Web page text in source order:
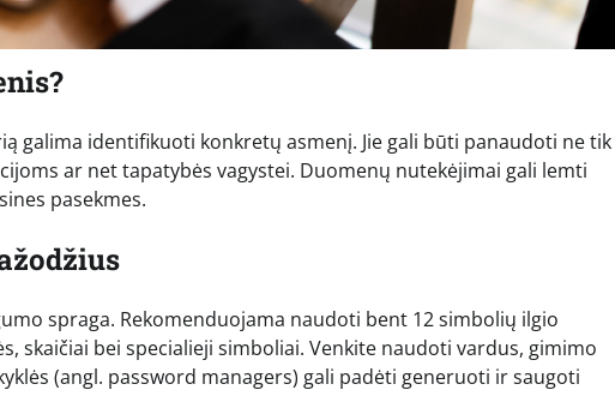
galima identifikuoti konkretų asmenį. Jie gali būti panaudoti ne tik
ar net tapatybės vagystei. Duomenų nutekėjimai gali lemti
pasekmes.
spraga. Rekomenduojama naudoti bent 12 simbolių ilgio
skaičiai bei specialieji simboliai. Venkite naudoti vardus, gimimo
(angl. password managers) gali padėti generuoti ir saugoti